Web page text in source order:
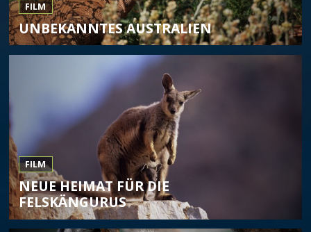
FILM
UNBEKANNTES AUSTRALIEN
FILM
NEUE HEIMAT FÜR DIE
FELSKÄNGURUS